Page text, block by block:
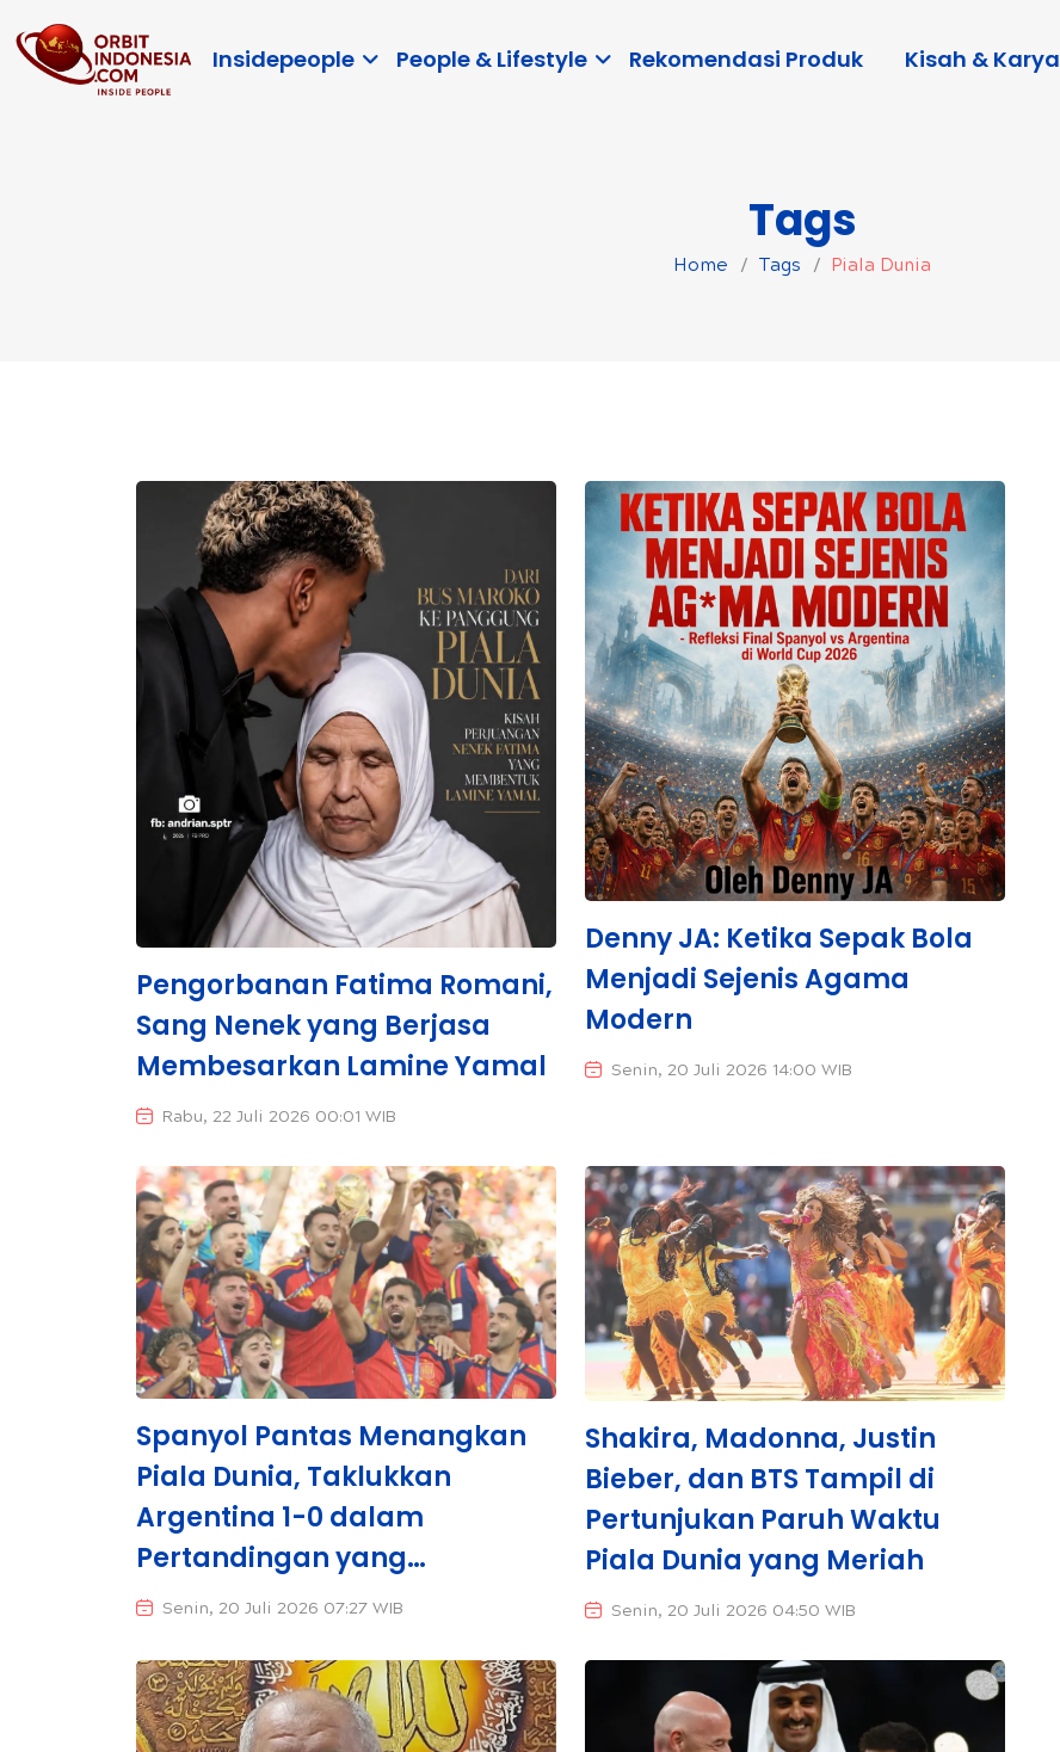
Insidepeople People & Lifestyle Rekomendasi Produk Kisah & Karya
Tags
Home Tags Piala Dunia
Pengorbanan Fatima Romani,
Sang Nenek yang Berjasa
Membesarkan Lamine Yamal
Rabu, 22 Juli 2026 00:01 WIB
Denny JA: Ketika Sepak Bola
Menjadi Sejenis Agama
Modern
Senin, 20 Juli 2026 14:00 WIB
Spanyol Pantas Menangkan
Piala Dunia, Taklukkan
Argentina 1-0 dalam
Pertandingan yang
Membosankan
Senin, 20 Juli 2026 07:27 WIB
Shakira, Madonna, Justin
Bieber, dan BTS Tampil di
Pertunjukan Paruh Waktu
Piala Dunia yang Meriah
Senin, 20 Juli 2026 04:50 WIB